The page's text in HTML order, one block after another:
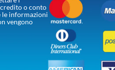
o conto
le informazioni
vengono